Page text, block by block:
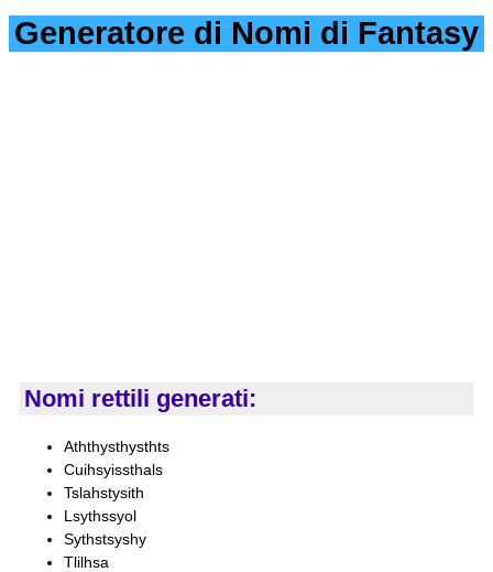
Generatore di Nomi di Fantasy
Nomi rettili generati:
Aththysthysthts
Cuihsyissthals
Tslahstysith
Lsythssyol
Sythstsyshy
Tlilhsa